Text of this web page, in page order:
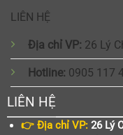
LIÊN HỆ
Địa chỉ VP: 26 Lý
Hotline: 0905 117
LIÊN HỆ
👉 Địa chỉ VP:26 Lý